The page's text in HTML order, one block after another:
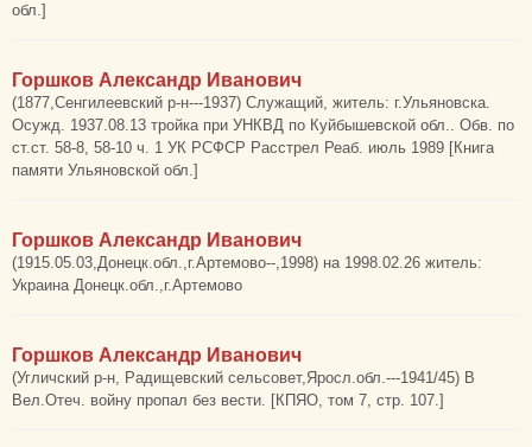
обл.]
Горшков Александр Иванович
(1877,Сенгилеевский р-н---1937) Служащий, житель: г.Ульяновска.
Осужд. 1937.08.13 тройка при УНКВД по Куйбышевской обл.. Обв. по
ст.ст. 58-8, 58-10 ч. 1 УК РСФСР Расстрел Реаб. июль 1989 [Книга
памяти Ульяновской обл.]
Горшков Александр Иванович
(1915.05.03,Донецк.обл.,г.Артемово--,1998) на 1998.02.26 житель:
Украина Донецк.обл.,г.Артемово
Горшков Александр Иванович
(Угличский р-н, Радищевский сельсовет,Яросл.обл.---1941/45) В
Вел.Отеч. войну пропал без вести. [КПЯО, том 7, стр. 107.]